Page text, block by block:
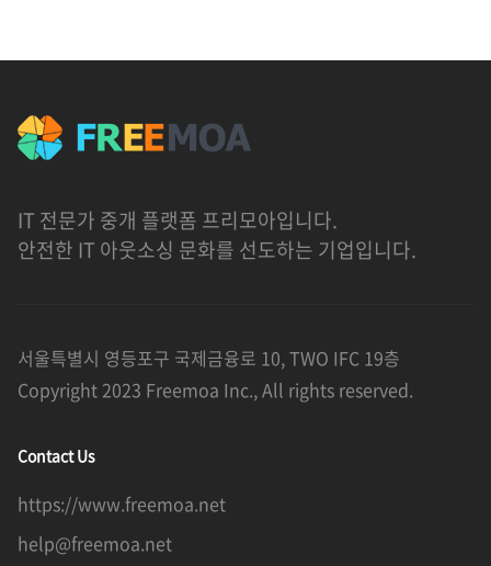
IT 전문가 중개 플랫폼 프리모아입니다.
안전한 IT 아웃소싱 문화를 선도하는 기업입니다.
서울특별시 영등포구 국제금융로 10, TWO IFC 19층
Copyright 2023 Freemoa Inc., All rights reserved.
Contact Us
https://www.freemoa.net
help@freemoa.net